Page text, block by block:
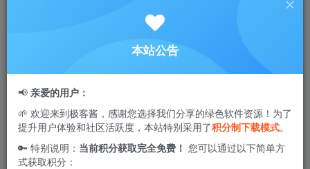
玩乐红包等分类，有些是每天都可以领取一次的，可以让大
家在下单的时候省上一笔，欢迎有需要的用户下载使用！
本站公告
📢 亲爱的用户：
🌱 欢迎来到极客酱，感谢您选择我们分享的绿色软件资源！为了
提升用户体验和社区活跃度，本站特别采用了积分制下载模式。
🔑 特别说明： 当前积分获取完全免费！ 您可以通过以下简单方
式获取积分：